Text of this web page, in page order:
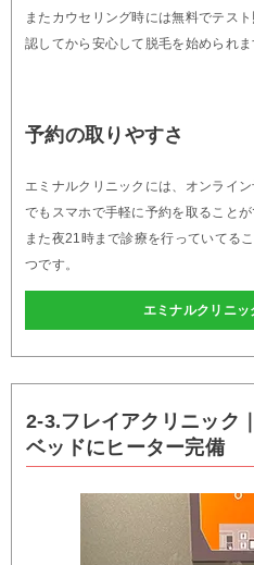
またカウセリング時には無料でテス
認してから安心して脱毛を始められま
予約の取りやすさ
エミナルクリニックには、オンライ
でもスマホで手軽に予約を取ることが
また夜21時まで診療を行っていてる
つです。
エミナルクリニッ
2-3.フレイアクリニック
ベッドにヒーター完備